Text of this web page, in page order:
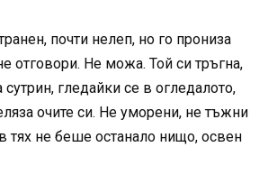
почти нелеп, но го прониза
отговори. Не можа. Той си тръгна,
гледайки се в огледалото,
очите си. Не уморени, не тъжни
тях не беше останало нищо, освен